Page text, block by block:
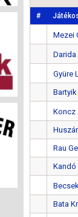
#
Mezei
Darida
Gyüre
Koncz
Rau
Bata